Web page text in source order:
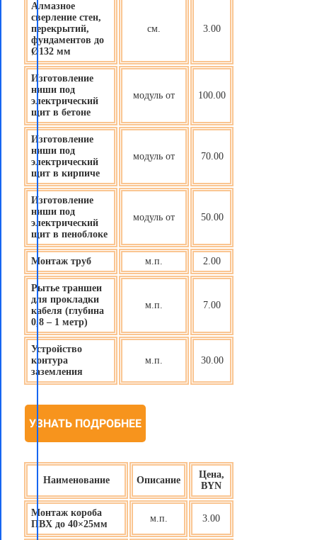
Алмазное
сверление стен,
перекрытий,
фундаментов до
Ø132 мм
см. 3.00
Изготовление
ниши под
электрический
щит в бетоне
модуль от 100.00
Изготовление
ниши под
электрический
щит в кирпиче
модуль от 70.00
Изготовление
ниши под
электрический
щит в пеноблоке
модуль от 50.00
Монтаж труб м.п. 2.00
Рытье траншеи
для прокладки
кабеля (глубина
0,8 – 1 метр)
м.п. 7.00
Устройство
контура
заземления
м.п. 30.00
УЗНАТЬ ПОДРОБНЕЕ
Наименование Описание
Цена,
BYN
Монтаж короба
ПВХ до 40×25мм
м.п. 3.00